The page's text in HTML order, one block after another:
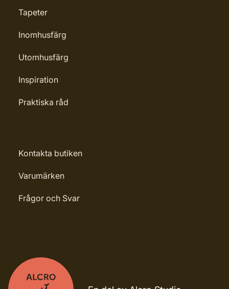
Tapeter
Inomhusfärg
Utomhusfärg
Inspiration
Praktiska råd
Kontakta butiken
Varumärken
Frågor och Svar